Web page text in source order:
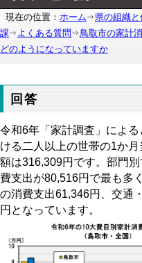
現在の位置： ホーム 県の組織と
課
よくある質問
鳥取市の家計
どのようになっていますか
回答
令和6年「家計調査」によ
ける二人以上の世帯の1か月
額は316,309円です。部門
費支出が80,516円で最も多
の消費支出61,346円、交通
円となっています。